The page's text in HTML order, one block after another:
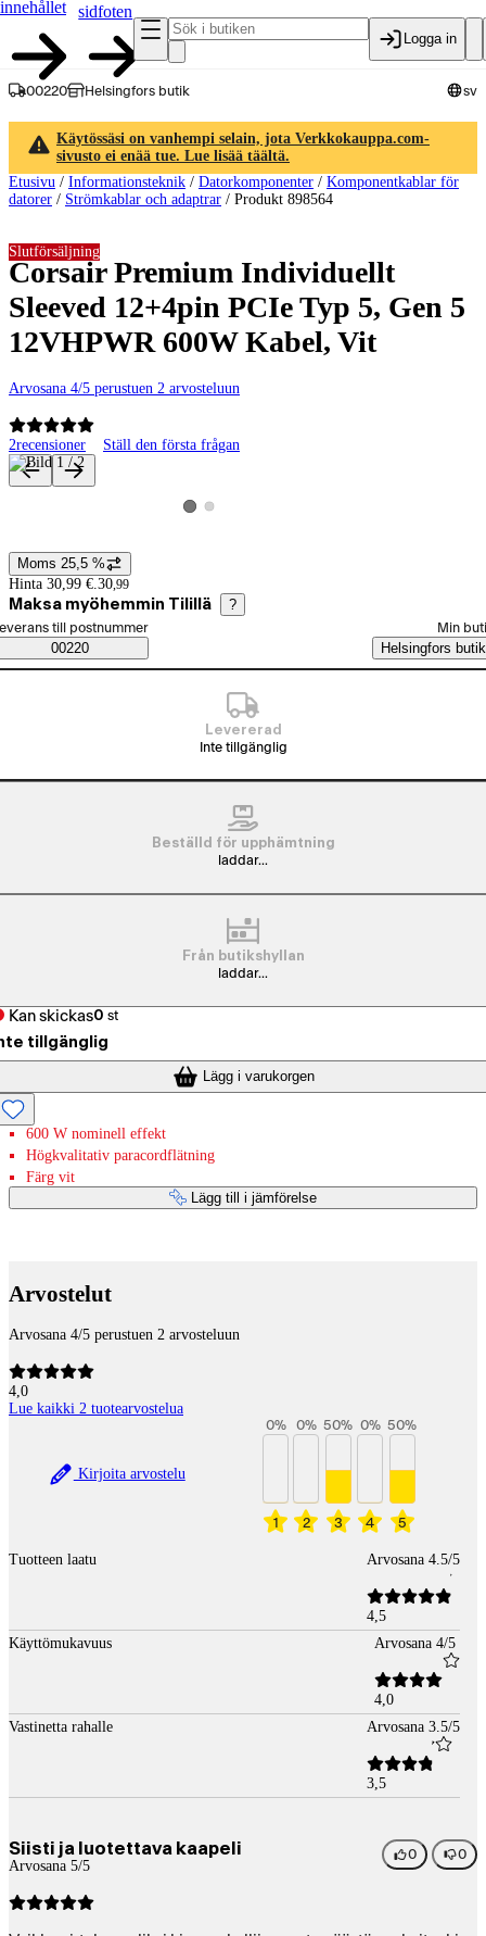
innehållet
sidfoten
Logga in
00220 Helsingfors butik sv
Käytössäsi on vanhempi selain, jota Verkkokauppa.com-
sivusto ei enää tue. Lue lisää täältä.
Etusivu / Informationsteknik / Datorkomponenter / Komponentkablar för
datorer / Strömkablar och adaptrar / Produkt 898564
Corsair Premium Individuellt
Sleeved 12+4pin PCIe Typ 5, Gen 5
12VHPWR 600W Kabel, Vit
Arvosana 4/5 perustuen 2 arvosteluun
2recensioner Ställ den första frågan
Slutförsäljning
Produktbilder och videor
Visa produktbild 1
Visa produktbild 2
Prisinformation
Moms 25,5 %
Hinta 30,99 €. 30,99
Maksa myöhemmin Tilillä ?
Saatavuustiedot
beställningssätt
till postnummer
00220
Min
Helsingfors butik
Levererad
Inte tillgänglig
Beställd för upphämtning
laddar...
Från butikshyllan
laddar...
Kan skickas0 st
tillgänglig
Lägg i varukorgen
600 W nominell effekt
Högkvalitativ paracordflätning
Färg vit
Lägg till i jämförelse
Arvostelut
Arvosana 4/5 perustuen 2 arvosteluun
4,0
Lue kaikki 2 tuotearvostelua
Kirjoita arvostelu
1
0%
2
0%
3
50%
4
0%
5
50%
Tuotteen laatu Arvosana 4.5/5
4,5
Käyttömukavuus
Arvosana 4/5
4,0
Vastinetta rahalle
Arvosana 3.5/5
3,5
Siisti ja luotettava kaapeli
Arvosana 5/5
0 0